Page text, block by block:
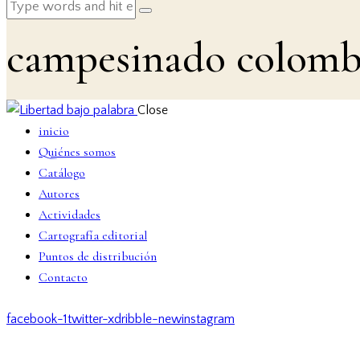
campesinado
Close
inicio
Quiénes somos
Catálogo
Autores
Actividades
Cartografía editorial
Puntos de distribución
Contacto
facebook-1twitter-xdribble-newinstagram